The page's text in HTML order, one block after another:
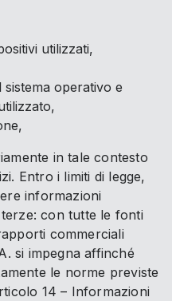
utilizzati,
operativo e
in tale contesto
Entro i limiti di legge,
informazioni
con tutte le fonti
commerciali
si impegna affinché
le norme previste
14 – Informazioni